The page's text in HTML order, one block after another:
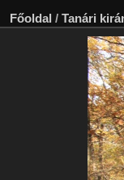
Főoldal / Tanári